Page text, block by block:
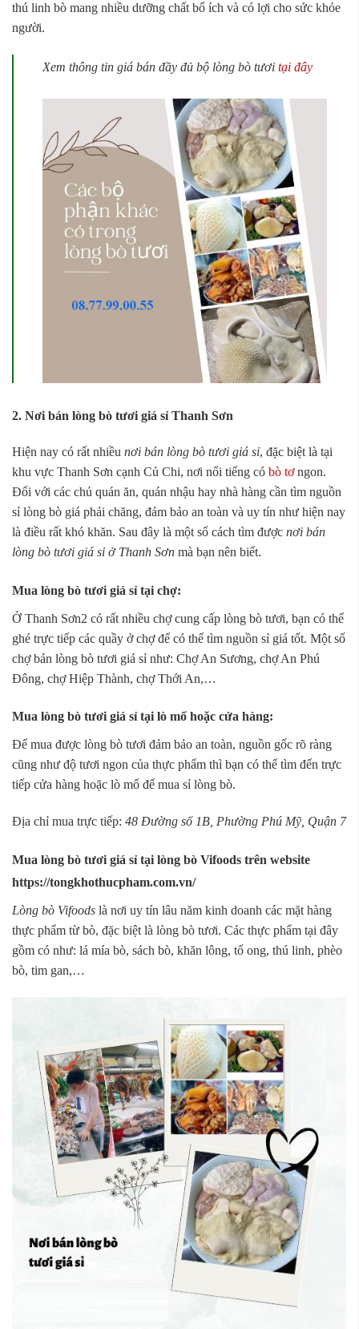
thú linh bò mang nhiều dưỡng chất bổ ích và có lợi cho sức khỏe
người.
Xem thông tin giá bán đầy đủ bộ lòng bò tươi tại đây
2. Nơi bán lòng bò tươi giá sỉ Thanh Sơn
Hiện nay có rất nhiều nơi bán lòng bò tươi giá sỉ, đặc biệt là tại
khu vực Thanh Sơn cạnh Củ Chi, nơi nổi tiếng có bò tơngon.
Đối với các chủ quán ăn, quán nhậu hay nhà hàng cần tìm nguồn
sỉ lòng bò giá phải chăng, đảm bảo an toàn và uy tín như hiện nay
là điều rất khó khăn. Sau đây là một số cách tìm được nơi bán
lòng bò tươi giá sỉ ở Thanh Sơn mà bạn nên biết.
Mua lòng bò tươi giá sỉ tại chợ:
Ở Thanh Sơn2 có rất nhiều chợ cung cấp lòng bò tươi, bạn có thể
ghé trực tiếp các quầy ở chợ để có thể tìm nguồn sỉ giá tốt. Một số
chợ bán lòng bò tươi giá sỉ như: Chợ An Sương, chợ An Phú
Đông, chợ Hiệp Thành, chợ Thới An,…
Mua lòng bò tươi giá sỉ tại lò mổ hoặc cửa hàng:
Để mua được lòng bò tươi đảm bảo an toàn, nguồn gốc rõ ràng
cũng như độ tươi ngon của thực phẩm thì bạn có thể tìm đến trực
tiếp cửa hàng hoặc lò mổ để mua sỉ lòng bò.
Địa chỉ mua trực tiếp: 48 Đường số 1B, Phường Phú Mỹ, Quận 7
Mua lòng bò tươi giá sỉ tại lòng bò Vifoods trên website
https://tongkhothucpham.com.vn/
Lòng bò Vifoods là nơi uy tín lâu năm kinh doanh các mặt hàng
thực phẩm từ bò, đặc biệt là lòng bò tươi. Các thực phẩm tại đây
gồm có như: lá mía bò, sách bò, khăn lông, tổ ong, thú linh, phèo
bò, tim gan,…